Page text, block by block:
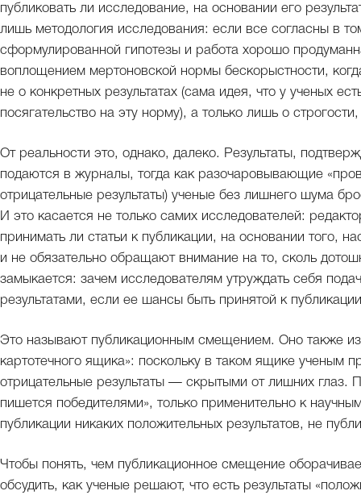
публиковать ли исследование, на основании его
лишь методология исследования: если все согласны в
сформулированной гипотезы и работа хорошо
воплощением мертоновской нормы бескорыстности,
не о конкретных результатах (сама идея, что у ученых
посягательство на эту норму), а только лишь о
От реальности это, однако, далеко. Результаты,
подаются в журналы, тогда как разочаровывающие
отрицательные результаты) ученые без лишнего шума
И это касается не только самих исследователей:
принимать ли статьи к публикации, на основании того,
и не обязательно обращают внимание на то, сколь
замыкается: зачем исследователям утруждать себя
результатами, если ее шансы быть принятой к
Это называют публикационным смещением. Оно также
картотечного ящика»: поскольку в таком ящике ученым
отрицательные результаты — скрытыми от лишних глаз.
пишется победителями», только применительно к
публикации никаких положительных результатов, не
Чтобы понять, чем публикационное смещение
обсудить, как ученые решают, что есть результаты